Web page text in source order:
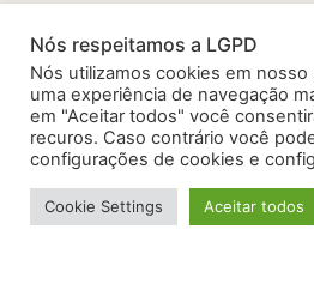
Nós respeitamos a LGPD
Nós utilizamos cookies em
uma experiência de navegação
em "Aceitar todos" você
recuros. Caso contrário você
configurações de cookies e
Cookie Settings Aceitar todos